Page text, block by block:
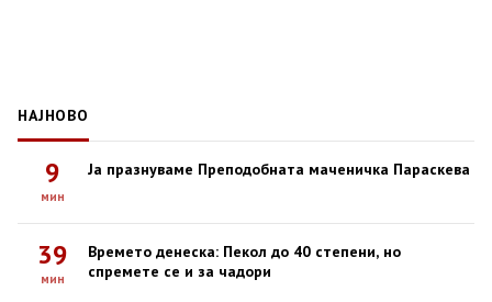
НАЈНОВО
9
мин
Ја празнуваме Преподобната маченичка Параскева
39
мин
Времето денеска: Пекол до 40 степени, но
спремете се и за чадори